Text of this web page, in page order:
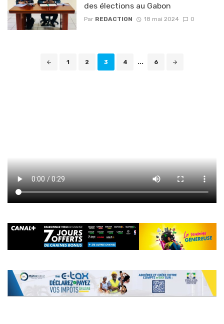
des élections au Gabon
Par REDACTION 18 mai 2024 0
Navigation
1 2 3 4 ... 6